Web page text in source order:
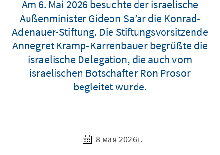
Am 6. Mai 2026 besuchte der israelische
Außenminister Gideon Sa’ar die Konrad-
Adenauer-Stiftung. Die Stiftungsvorsitzende
Annegret Kramp-Karrenbauer begrüßte die
israelische Delegation, die auch vom
israelischen Botschafter Ron Prosor
begleitet wurde.
8 мая 2026 г.